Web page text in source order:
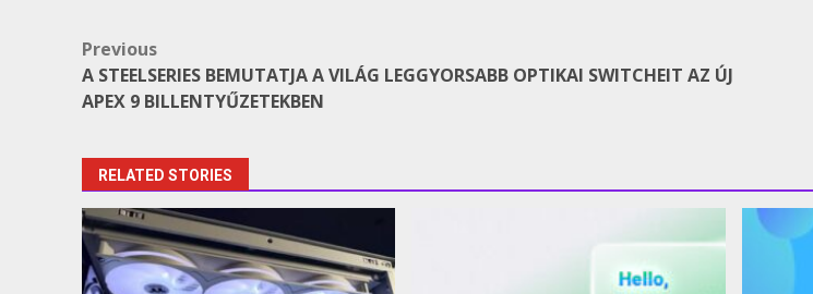
Post
navigation
Previous
A STEELSERIES BEMUTATJA A VILÁG LEGGYORSABB OPTIKAI SWITCHEIT AZ ÚJ
APEX 9 BILLENTYŰZETEKBEN
RELATED STORIES